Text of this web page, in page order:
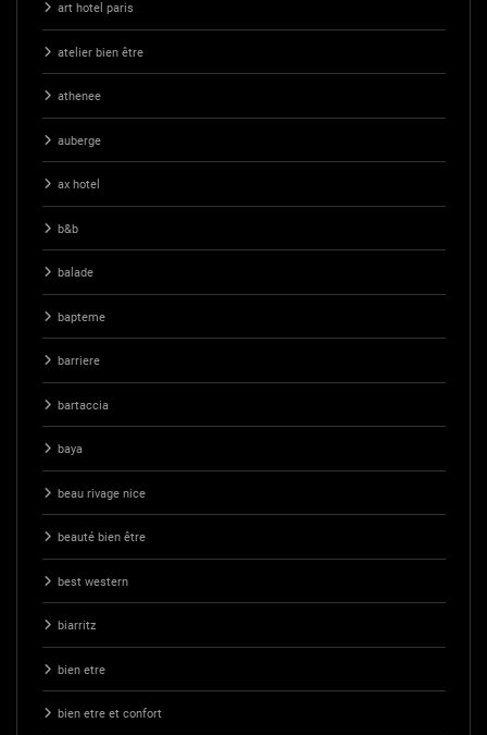
art hotel paris
atelier bien être
athenee
auberge
ax hotel
b&b
balade
bapteme
barriere
bartaccia
baya
beau rivage nice
beauté bien être
best western
biarritz
bien etre
bien etre et confort